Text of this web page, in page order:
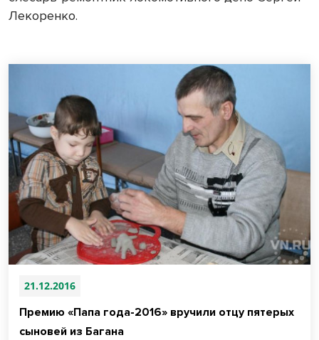
Лекоренко.
21.12.2016
Премию «Папа года-2016» вручили отцу пятерых
сыновей из Багана